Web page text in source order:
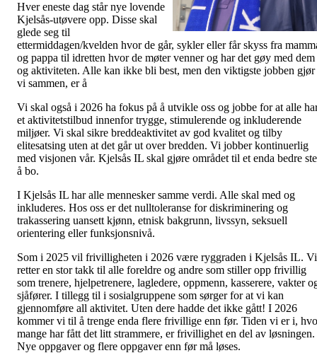
Hver eneste dag står nye lovende
Kjelsås-utøvere opp. Disse skal
glede seg til
ettermiddagen/kvelden hvor de går, sykler eller får skyss fra
og pappa til idretten hvor de møter venner og har det gøy med dem
og aktiviteten. Alle kan ikke bli best, men den viktigste jobben gjør
vi sammen, er å
Vi skal også i 2026 ha fokus på å utvikle oss og jobbe for at alle
et aktivitetstilbud innenfor trygge, stimulerende og inkluderende
miljøer. Vi skal sikre breddeaktivitet av god kvalitet og tilby
elitesatsing uten at det går ut over bredden. Vi jobber kontinuerlig
med visjonen vår. Kjelsås IL skal gjøre området til et enda bedre
å bo.
I Kjelsås IL har alle mennesker samme verdi. Alle skal med og
inkluderes. Hos oss er det nulltoleranse for diskriminering og
trakassering uansett kjønn, etnisk bakgrunn, livssyn, seksuell
orientering eller funksjonsnivå.
Som i 2025 vil frivilligheten i 2026 være ryggraden i Kjelsås IL. Vi
retter en stor takk til alle foreldre og andre som stiller opp frivillig
som trenere, hjelpetrenere, lagledere, oppmenn, kasserere, vakter
sjåfører. I tillegg til i sosialgruppene som sørger for at vi kan
gjennomføre all aktivitet. Uten dere hadde det ikke gått! I 2026
kommer vi til å trenge enda flere frivillige enn før. Tiden vi er i,
mange har fått det litt strammere, er frivillighet en del av løsningen.
Nye oppgaver og flere oppgaver enn før må løses.